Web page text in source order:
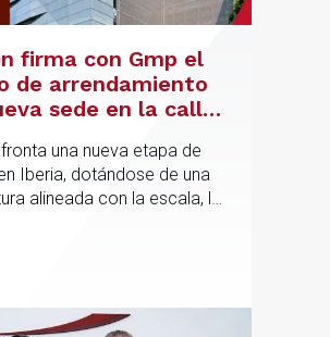
firma con Gmp el
de arrendamiento
sede en la calle
una nueva etapa de
Iberia, dotándose de una
alineada con la escala, la